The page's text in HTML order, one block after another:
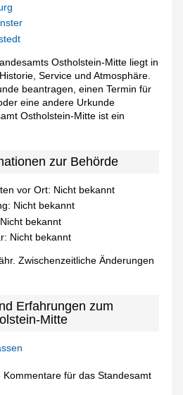
Ostholstein-Mitte liegt in
Service und Atmosphäre.
beantragen, einen Termin für
eine andere Urkunde
Ostholstein-Mitte ist ein
zur Behörde
vor Ort: Nicht bekannt
Nicht bekannt
bekannt
Nicht bekannt
Zwischenzeitliche Änderungen
Erfahrungen zum
Mitte
für das Standesamt